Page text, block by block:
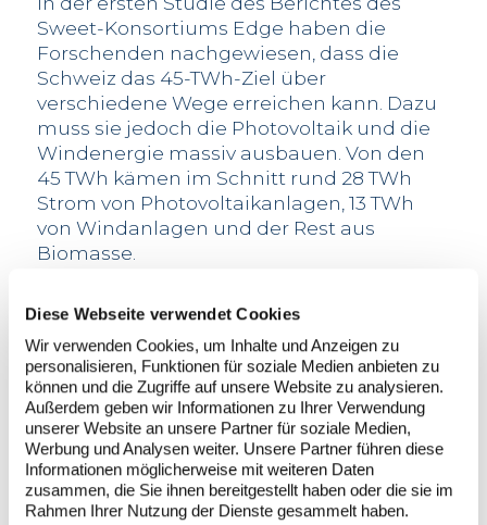
Diese Webseite verwendet Cookies
Wir verwenden Cookies, um Inhalte und Anzeigen zu
personalisieren, Funktionen für soziale Medien anbieten zu
können und die Zugriffe auf unsere Website zu analysieren.
Außerdem geben wir Informationen zu Ihrer Verwendung
unserer Website an unsere Partner für soziale Medien,
Werbung und Analysen weiter. Unsere Partner führen diese
Informationen möglicherweise mit weiteren Daten
zusammen, die Sie ihnen bereitgestellt haben oder die sie im
Rahmen Ihrer Nutzung der Dienste gesammelt haben.
Sweet-Konsortiums Edge haben die
Forschenden nachgewiesen, dass die
Schweiz das 45-TWh-Ziel über
verschiedene Wege erreichen kann. Dazu
muss sie jedoch die Photovoltaik und die
Windenergie massiv ausbauen. Von den
45 TWh kämen im Schnitt rund 28 TWh
Strom von Photovoltaikanlagen, 13 TWh
von Windanlagen und der Rest aus
Biomasse.
in der Schweiz installierten
Photovoltaikanlagen von heute 6.4
Gigawatt (GW) auf rund 26.8 GW im Jahr
2050 ansteigen – was einer Vervierfachung
entspricht. Bei der Windenergie, die für die
Stromproduktion im Winter entscheidend
ist, wäre der nötige Ausbau deutlich
grösser: Die Leistung müsste von heute
durchschnittlich 0.1 GW auf rund 8.4 GW